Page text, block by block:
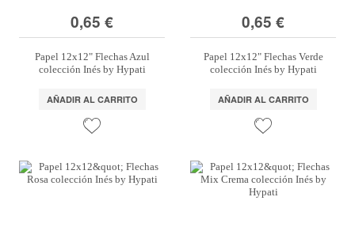
0,65 €
Papel 12x12" Flechas Azul
colección Inés by Hypati
AÑADIR AL CARRITO
0,65 €
Papel 12x12" Flechas Verde
colección Inés by Hypati
AÑADIR AL CARRITO